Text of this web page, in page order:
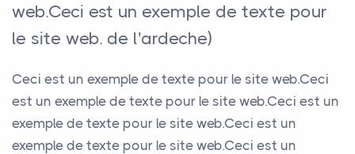
web.Ceci est un exemple de texte pour
le site web. de l'ardeche)
Ceci est un exemple de texte pour le site web.Ceci
est un exemple de texte pour le site web.Ceci est un
exemple de texte pour le site web.Ceci est un
exemple de texte pour le site web.Ceci est un